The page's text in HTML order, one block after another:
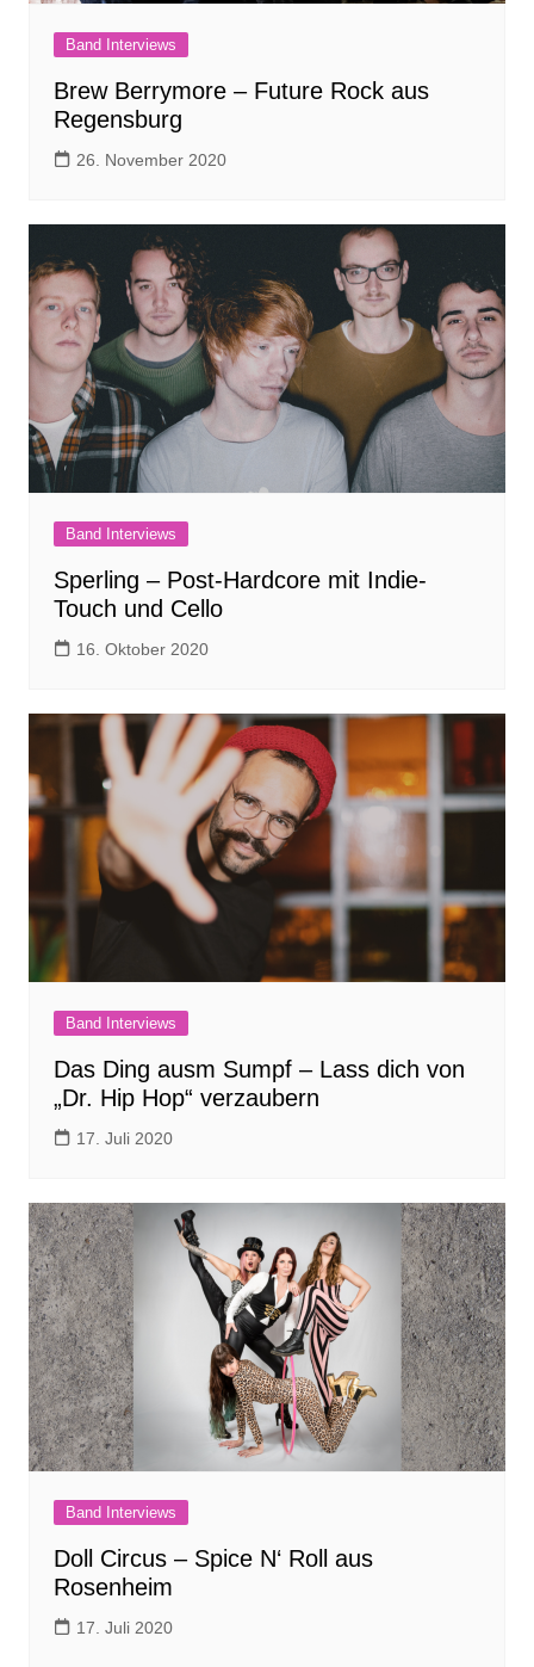
Band Interviews
Brew Berrymore – Future Rock aus
Regensburg
26. November 2020
Band Interviews
Sperling – Post-Hardcore mit Indie-
Touch und Cello
16. Oktober 2020
Band Interviews
Das Ding ausm Sumpf – Lass dich von
„Dr. Hip Hop“ verzaubern
17. Juli 2020
Band Interviews
Doll Circus – Spice N‘ Roll aus
Rosenheim
17. Juli 2020